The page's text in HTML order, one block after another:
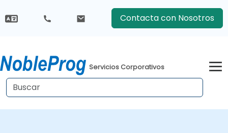
Contacta con Nosotros
Servicios Corporativos